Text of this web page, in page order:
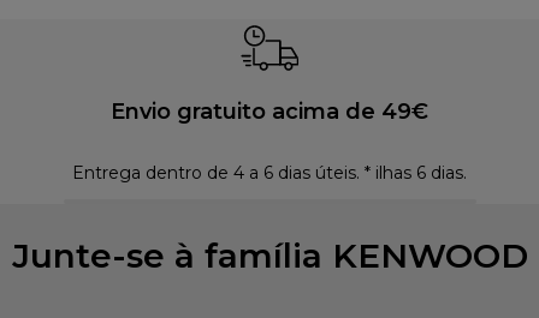
Envio gratuito acima de 49€
Entrega dentro de 4 a 6 dias úteis. * ilhas 6 dias.
Junte-se à família KENWOOD